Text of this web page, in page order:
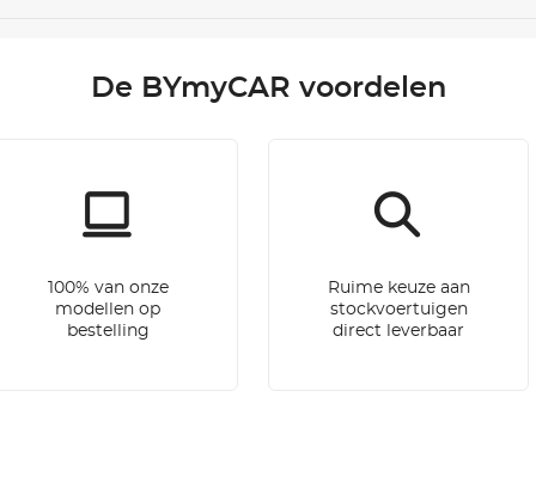
De BYmyCAR voordelen
100% van onze
modellen op
bestelling
Ruime keuze aan
stockvoertuigen
direct leverbaar